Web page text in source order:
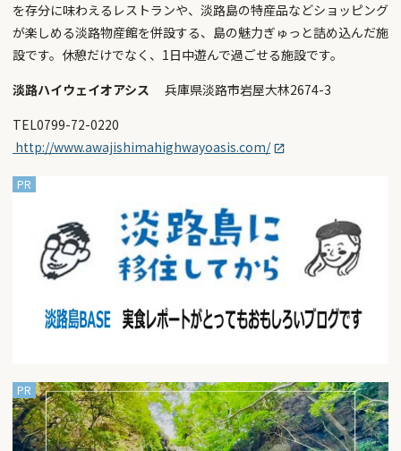
を存分に味わえるレストランや、淡路島の特産品などショッピング
が楽しめる淡路物産館を併設する、島の魅力ぎゅっと詰め込んだ施
設です。休憩だけでなく、1日中遊んで過ごせる施設です。
淡路ハイウェイオアシス 兵庫県淡路市岩屋大林2674-3
TEL0799-72-0220
http://www.awajishimahighwayoasis.com/